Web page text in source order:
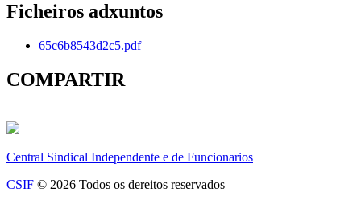
Ficheiros adxuntos
65c6b8543d2c5.pdf
COMPARTIR
Central Sindical Independente e de Funcionarios
CSIF © 2026 Todos os dereitos reservados